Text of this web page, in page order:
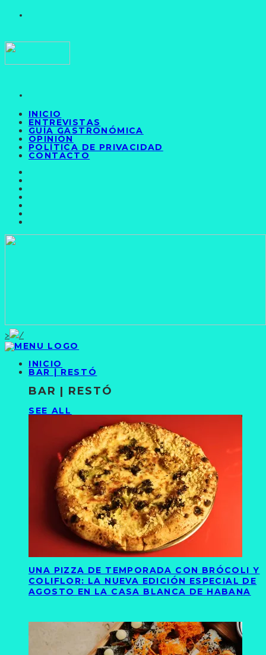
INICIO
ENTREVISTAS
GUÍA GASTRONÓMICA
OPINIÓN
POLÍTICA DE PRIVACIDAD
CONTACTO
>
INICIO
BAR | RESTÓ
BAR | RESTÓ
SEE ALL
UNA PIZZA DE TEMPORADA CON BRÓCOLI Y
COLIFLOR: LA NUEVA EDICIÓN ESPECIAL DE
AGOSTO EN LA CASA BLANCA DE HABANA